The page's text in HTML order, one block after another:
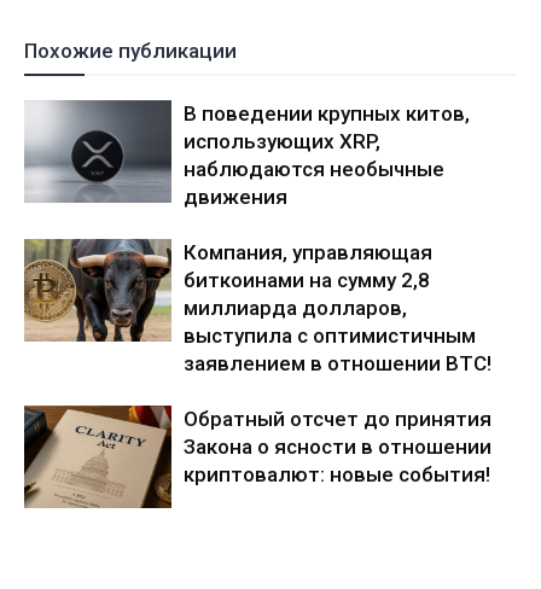
Похожие публикации
В поведении крупных китов,
использующих XRP,
наблюдаются необычные
движения
Компания, управляющая
биткоинами на сумму 2,8
миллиарда долларов,
выступила с оптимистичным
заявлением в отношении BTC!
Обратный отсчет до принятия
Закона о ясности в отношении
криптовалют: новые события!